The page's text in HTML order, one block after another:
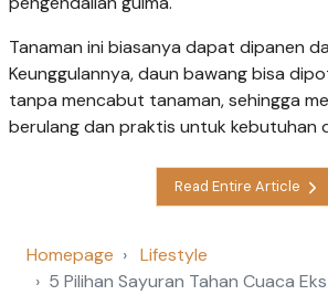
Tanaman ini biasanya dapat dipanen
Keunggulannya, daun bawang bisa
tanpa mencabut tanaman, sehingga
berulang dan praktis untuk kebutuhan
Read Entire Article
Homepage
Lifestyle
5 Pilihan Sayuran Tahan Cuaca